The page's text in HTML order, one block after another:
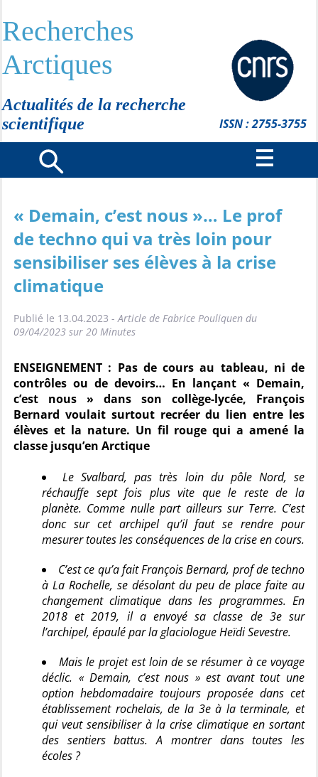
Recherches
Arctiques
Actualités de la recherche
scientifique
ISSN : 2755-3755
« Demain, c’est nous »… Le prof
de techno qui va très loin pour
sensibiliser ses élèves à la crise
climatique
Publié le 13.04.2023 -Article de Fabrice Pouliquen du
09/04/2023 sur 20 Minutes
ENSEIGNEMENT : Pas de cours au tableau, ni de
contrôles ou de devoirs… En lançant « Demain,
c’est nous » dans son collège-lycée, François
Bernard voulait surtout recréer du lien entre les
élèves et la nature. Un fil rouge qui a amené la
classe jusqu’en Arctique
Le Svalbard, pas très loin du pôle Nord, se
réchauffe sept fois plus vite que le reste de la
planète. Comme nulle part ailleurs sur Terre. C’est
donc sur cet archipel qu’il faut se rendre pour
mesurer toutes les conséquences de la crise en cours.
C’est ce qu’a fait François Bernard, prof de techno
à La Rochelle, se désolant du peu de place faite au
changement climatique dans les programmes. En
2018 et 2019, il a envoyé sa classe de 3e sur
l’archipel, épaulé par la glaciologue Heïdi Sevestre.
Mais le projet est loin de se résumer à ce voyage
déclic. « Demain, c’est nous » est avant tout une
option hebdomadaire toujours proposée dans cet
établissement rochelais, de la 3e à la terminale, et
qui veut sensibiliser à la crise climatique en sortant
des sentiers battus. A montrer dans toutes les
écoles ?